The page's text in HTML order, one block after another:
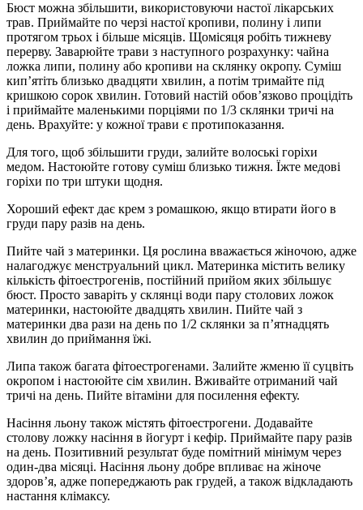
Бюст можна збільшити, використовуючи настої лікарських
трав. Приймайте по черзі настої кропиви, полину і липи
протягом трьох і більше місяців. Щомісяця робіть тижневу
перерву. Заварюйте трави з наступного розрахунку: чайна
ложка липи, полину або кропиви на склянку окропу. Суміш
кип’ятіть близько двадцяти хвилин, а потім тримайте під
кришкою сорок хвилин. Готовий настій обов’язково процідіть
і приймайте маленькими порціями по 1/3 склянки тричі на
день. Врахуйте: у кожної трави є протипоказання.
Для того, щоб збільшити груди, залийте волоські горіхи
медом. Настоюйте готову суміш близько тижня. Їжте медові
горіхи по три штуки щодня.
Хороший ефект дає крем з ромашкою, якщо втирати його в
груди пару разів на день.
Пийте чай з материнки. Ця рослина вважається жіночою, адже
налагоджує менструальний цикл. Материнка містить велику
кількість фітоестрогенів, постійний прийом яких збільшує
бюст. Просто заваріть у склянці води пару столових ложок
материнки, настоюйте двадцять хвилин. Пийте чай з
материнки два рази на день по 1/2 склянки за п’ятнадцять
хвилин до приймання їжі.
Липа також багата фітоестрогенами. Залийте жменю її суцвіть
окропом і настоюйте сім хвилин. Вживайте отриманий чай
тричі на день. Пийте вітаміни для посилення ефекту.
Насіння льону також містять фітоестрогени. Додавайте
столову ложку насіння в йогурт і кефір. Приймайте пару разів
на день. Позитивний результат буде помітний мінімум через
один-два місяці. Насіння льону добре впливає на жіноче
здоров’я, адже попереджають рак грудей, а також відкладають
настання клімаксу.